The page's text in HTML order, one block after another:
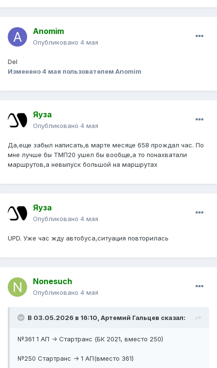
Anomim
Опубликовано 4 мая
Del
Изменено4 мая пользователем Anomim
Яуза
Опубликовано 4 мая
Да,еще забыл написать,в марте месяце 658 прождал час. По
мне лучше бы ТМП20 ушел бы вообще,а то понахватали
маршрутов,а невыпуск большой на маршрутах
Яуза
Опубликовано 4 мая
UPD. Уже час жду автобуса,ситуация повторилась
Nonesuch
Опубликовано 4 мая
В 03.05.2026 в 16:10, Артемий Гальцев сказал:
№361 1 АП -> Стартранс (БК 2021, вместо 250)
№250 Стартранс -> 1 АП(вместо 361)